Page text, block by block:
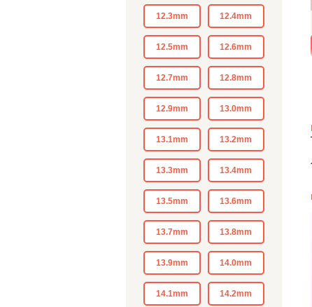
12.3mm 12.4mm
12.5mm 12.6mm
12.7mm 12.8mm
12.9mm 13.0mm
13.1mm 13.2mm
13.3mm 13.4mm
13.5mm 13.6mm
13.7mm 13.8mm
13.9mm 14.0mm
14.1mm 14.2mm